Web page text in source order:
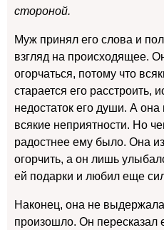
стороной.
Муж принял его слова и
взгляд на происходящее.
огорчаться, потому что
старается его расстроить,
недостаток его души. А
всякие неприятности. Но
радостнее ему было. Она
огорчить, а он лишь
ей подарки и любил еще
Наконец, она не
произошло. Он пересказал